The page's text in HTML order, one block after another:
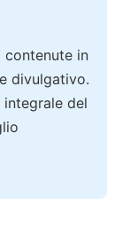
contenute in
divulgativo.
del